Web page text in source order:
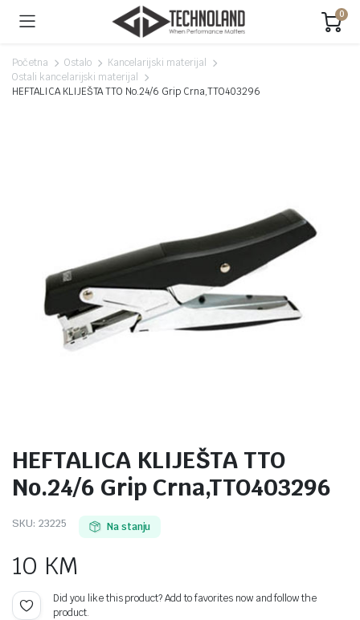
0
Početna Ostalo
Kancelarijski materijal
Ostali kancelarijski materijal
HEFTALICA KLIJEŠTA TTO No.24/6 Grip Crna,TTO403296
HEFTALICA KLIJEŠTA TTO
No.24/6 Grip Crna,TTO403296
SKU: 23225 Na stanju
10 KM
Did you like this product? Add to favorites now and follow the
product.